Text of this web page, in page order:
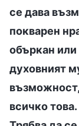
се дава
покварен
объркан
духовният
всичко